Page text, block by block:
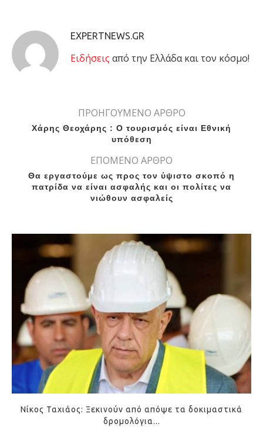
EXPERTNEWS.GR
Eιδήσεις από την Ελλάδα και τον κόσμο!
ΠΡΟΗΓΟΥΜΕΝΟ ΑΡΘΡΟ
Χάρης Θεοχάρης : Ο τουρισμός είναι Εθνική
υπόθεση
ΕΠΟΜΕΝΟ ΑΡΘΡΟ
Θα εργαστούμε ως προς τον ύψιστο σκοπό η
πατρίδα να είναι ασφαλής και οι πολίτες να
νιώθουν ασφαλείς
Νίκος Ταχιάος: Ξεκινούν από απόψε τα δοκιμαστικά
δρομολόγια...